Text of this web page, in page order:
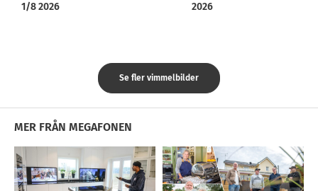
1/8 2026
2026
Se fler vimmelbilder
MER FRÅN MEGAFONEN